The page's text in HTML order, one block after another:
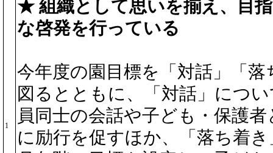
1
★ 組織として思いを揃え、目
な啓発を行っている
今年度の園目標を「対話」「
図るとともに、「対話」につ
員同士の会話や子ども・保護
に励行を促すほか、「落ち着